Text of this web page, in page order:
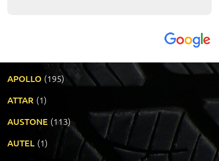
APOLLO (195)
ATTAR (1)
AUSTONE (113)
AUTEL (1)